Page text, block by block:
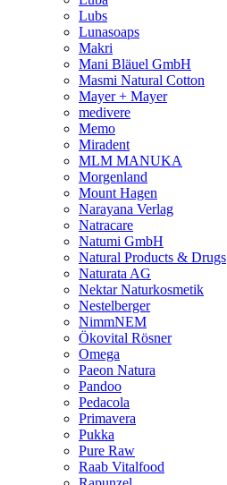
Lubs
Lunasoaps
Makri
Mani Bläuel GmbH
Masmi Natural Cotton
Mayer + Mayer
medivere
Memo
Miradent
MLM MANUKA
Morgenland
Mount Hagen
Narayana Verlag
Natracare
Natumi GmbH
Natural Products & Drugs
Naturata AG
Nektar Naturkosmetik
Nestelberger
NimmNEM
Ökovital Rösner
Omega
Paeon Natura
Pandoo
Pedacola
Primavera
Pukka
Pure Raw
Raab Vitalfood